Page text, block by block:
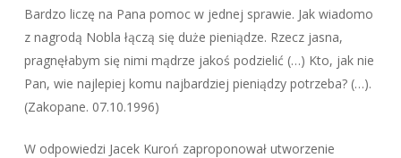
Bardzo liczę na Pana pomoc w jednej sprawie. Jak wiadomo
z nagrodą Nobla łączą się duże pieniądze. Rzecz jasna,
pragnęłabym się nimi mądrze jakoś podzielić (…) Kto, jak nie
Pan, wie najlepiej komu najbardziej pieniądzy potrzeba? (…).
(Zakopane. 07.10.1996)
W odpowiedzi Jacek Kuroń zaproponował utworzenie